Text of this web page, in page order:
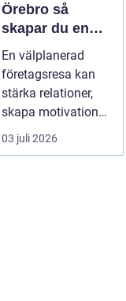
Örebro så
skapar du en
smidig och
minnesvärd resa
för hela teamet
En välplanerad
företagsresa kan
stärka relationer,
skapa motivation
och ge ny energi till
både chefe...
03 juli 2026